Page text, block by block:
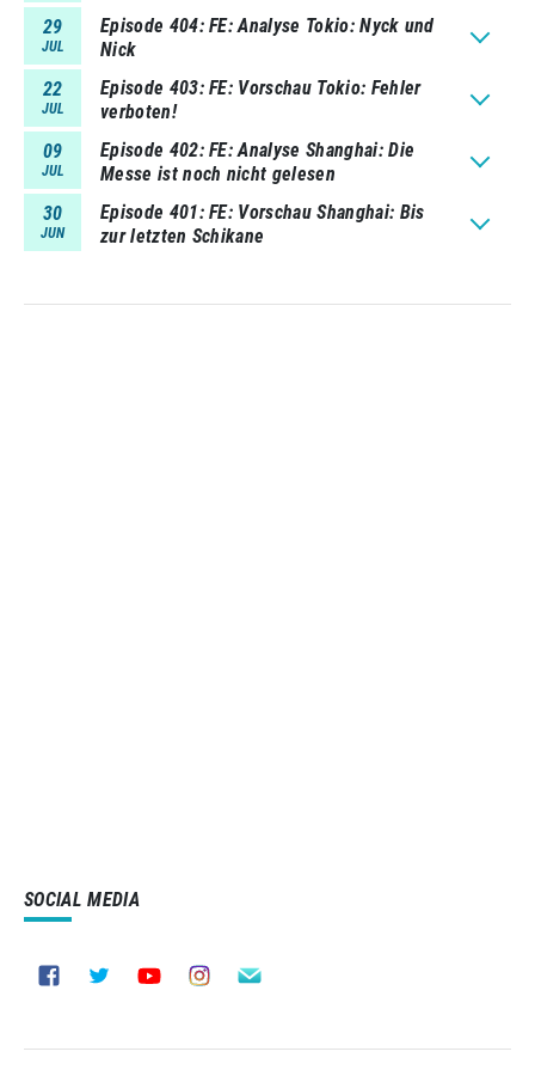
29
JUL
Episode 404 FE: Analyse Tokio: Nyck und
Nick
22
JUL
Episode 403 FE: Vorschau Tokio: Fehler
verboten!
09
JUL
Episode 402 FE: Analyse Shanghai: Die
Messe ist noch nicht gelesen
30
JUN
Episode 401 FE: Vorschau Shanghai: Bis
zur letzten Schikane
SOCIAL MEDIA